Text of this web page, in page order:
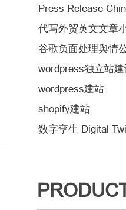
Press Release
代写外贸英文文章
谷歌负面处理舆情
wordpress独立站建
wordpress建站
shopify建站
数字孪生 Digital